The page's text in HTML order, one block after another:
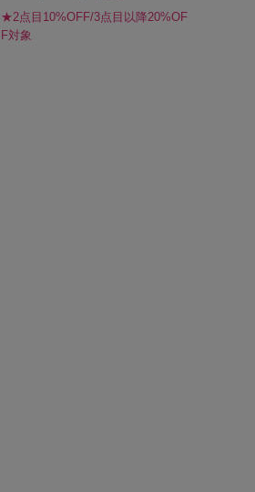
★2点目10%OFF/3点目以降20%OF
F対象